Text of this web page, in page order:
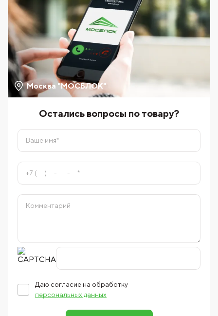
Москва "МОСБЛОК"
Остались вопросы по товару?
Даю согласие на обработку
персональных данных